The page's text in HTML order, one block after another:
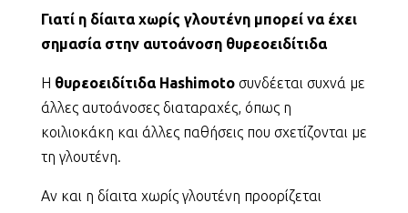
Γιατί η δίαιτα χωρίς γλουτένη μπορεί να έχει
σημασία στην αυτοάνοση θυρεοειδίτιδα
Η θυρεοειδίτιδα Hashimotoσυνδέεται συχνά με
άλλες αυτοάνοσες διαταραχές, όπως η
κοιλιοκάκη και άλλες παθήσεις που σχετίζονται με
τη γλουτένη.
Αν και η δίαιτα χωρίς γλουτένη προορίζεται